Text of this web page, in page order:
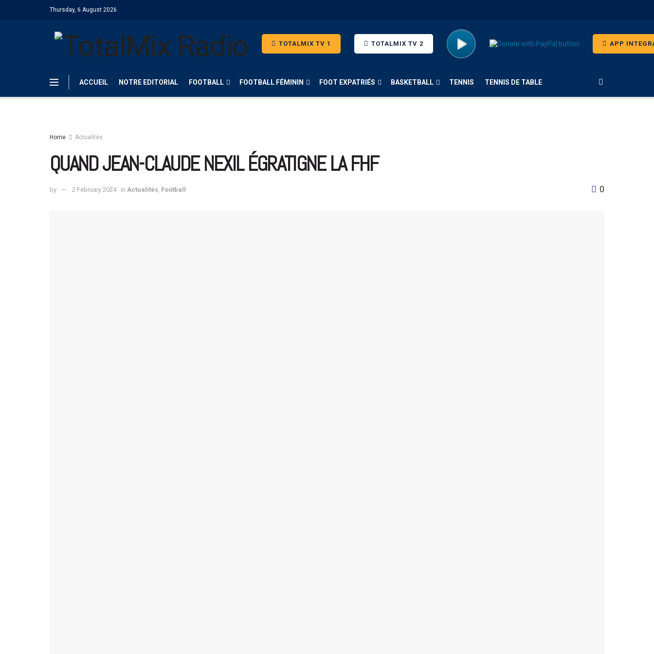
Thursday, 6 August 2026
TOTALMIX TV 1 TOTALMIX TV 2 APP
ACCUEIL NOTRE EDITORIAL FOOTBALL FOOTBALL FÉMININ FOOT EXPATRIÉS BASKETBALL TENNIS TENNIS DE TABLE
Home Actualités
QUAND JEAN-CLAUDE NEXIL ÉGRATIGNE LA FHF
by 2 February 2024 in Actualités Football 0